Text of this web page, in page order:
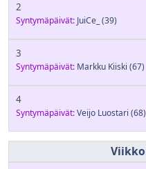
2
Syntymäpäivät: JuiCe_ (39)
3
Syntymäpäivät: Markku Kiiski (67)
4
Syntymäpäivät:Veijo Luostari (68)